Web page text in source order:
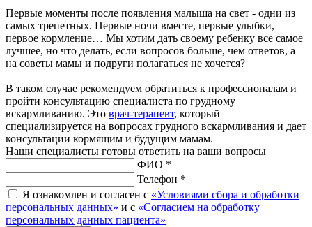
Первые моменты после появления малыша на свет - одни из
самых трепетных. Первые ночи вместе, первые улыбки,
первое кормление… Мы хотим дать своему ребенку все самое
лучшее, но что делать, если вопросов больше, чем ответов, а
на советы мамы и подруги полагаться не хочется?
В таком случае рекомендуем обратиться к профессионалам и
пройти консультацию специалиста по грудному
вскармливанию. Это врач-терапевт, который
специализируется на вопросах грудного вскармливания и дает
консультации кормящим и будущим мамам.
Наши специалисты готовы ответить на ваши вопросы
ФИО *
Телефон *
Я ознакомлен и согласен с «Условиями сбора и обработки
персональных данных» и с «Согласием на обработку
персональных данных пациента»